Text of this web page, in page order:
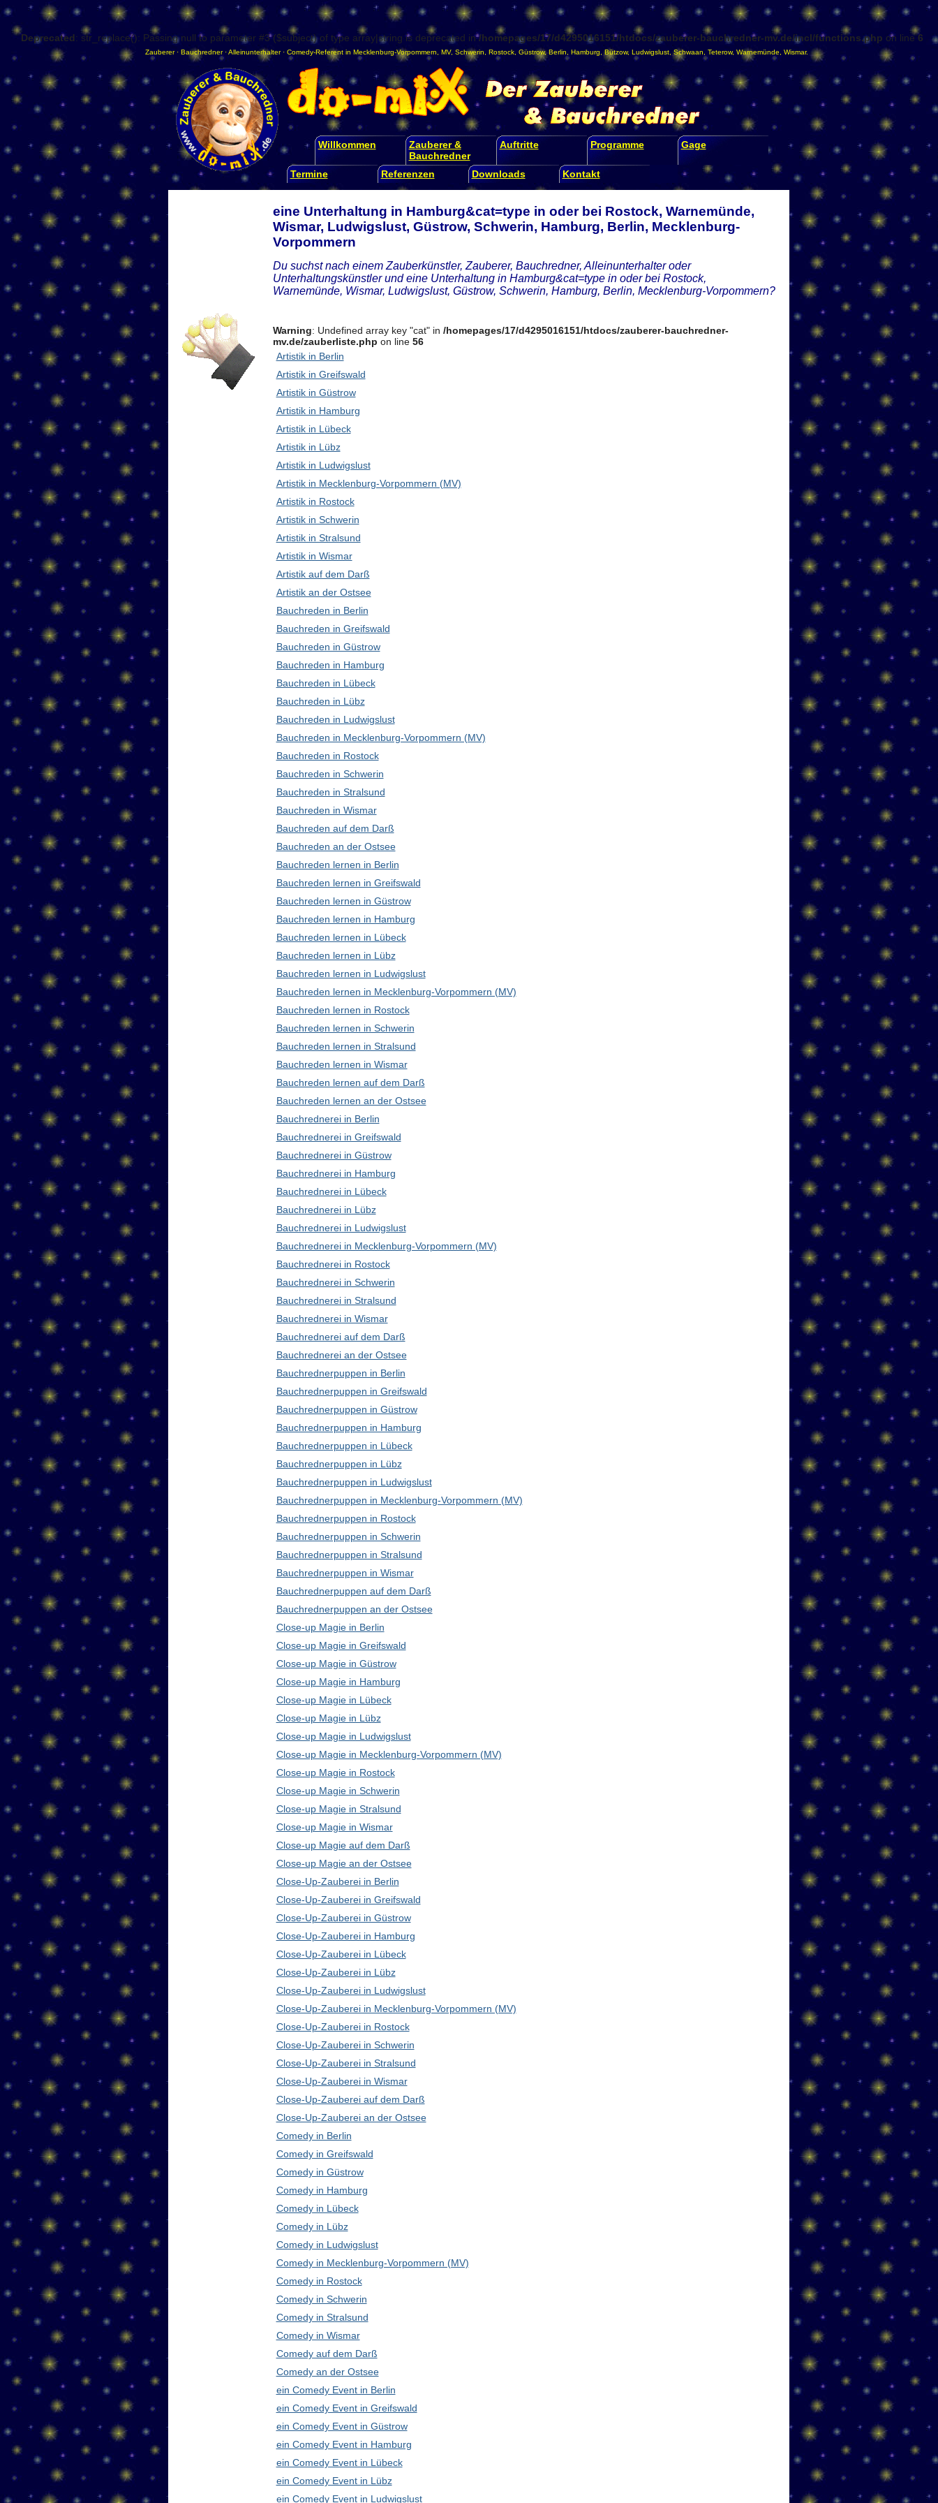
Deprecated: str_replace(): Passing null to parameter #3 ($subject) of type array|string is deprecated in/homepages/17/d4295016151/htdocs/zauberer-bauchredner-mv.de/incl/functions.php on line6
Zauberer· Bauchredner·Alleinunterhalter· Comedy-Referent in Mecklenburg-Vorpommern MV, Schwerin Rostock Güstrow,Berlin Hamburg ,Bützow, Ludwigslust ,Schwaan Teterow, Warnemünde Wismar.
Willkommen
Zauberer &
Bauchredner
Auftritte Programme Gage
Termine Referenzen Downloads Kontakt
eine Unterhaltung in Hamburg&cat=type in oder bei Rostock, Warnemünde,
Wismar, Ludwigslust, Güstrow, Schwerin, Hamburg, Berlin, Mecklenburg-
Vorpommern
Du suchst nach einem Zauberkünstler, Zauberer, Bauchredner, Alleinunterhalter oder
Unterhaltungskünstler und eine Unterhaltung in Hamburg&cat=type in oder bei Rostock,
Warnemünde, Wismar, Ludwigslust, Güstrow, Schwerin, Hamburg, Berlin, Mecklenburg-Vorpommern?
Warning: Undefined array key "cat" in /homepages/17/d4295016151/htdocs/zauberer-bauchredner-
mv.de/zauberliste.php on line 56
Artistik in Berlin
Artistik in Greifswald
Artistik in Güstrow
Artistik in Hamburg
Artistik in Lübeck
Artistik in Lübz
Artistik in Ludwigslust
Artistik in Mecklenburg-Vorpommern (MV)
Artistik in Rostock
Artistik in Schwerin
Artistik in Stralsund
Artistik in Wismar
Artistik auf dem Darß
Artistik an der Ostsee
Bauchreden in Berlin
Bauchreden in Greifswald
Bauchreden in Güstrow
Bauchreden in Hamburg
Bauchreden in Lübeck
Bauchreden in Lübz
Bauchreden in Ludwigslust
Bauchreden in Mecklenburg-Vorpommern (MV)
Bauchreden in Rostock
Bauchreden in Schwerin
Bauchreden in Stralsund
Bauchreden in Wismar
Bauchreden auf dem Darß
Bauchreden an der Ostsee
Bauchreden lernen in Berlin
Bauchreden lernen in Greifswald
Bauchreden lernen in Güstrow
Bauchreden lernen in Hamburg
Bauchreden lernen in Lübeck
Bauchreden lernen in Lübz
Bauchreden lernen in Ludwigslust
Bauchreden lernen in Mecklenburg-Vorpommern (MV)
Bauchreden lernen in Rostock
Bauchreden lernen in Schwerin
Bauchreden lernen in Stralsund
Bauchreden lernen in Wismar
Bauchreden lernen auf dem Darß
Bauchreden lernen an der Ostsee
Bauchrednerei in Berlin
Bauchrednerei in Greifswald
Bauchrednerei in Güstrow
Bauchrednerei in Hamburg
Bauchrednerei in Lübeck
Bauchrednerei in Lübz
Bauchrednerei in Ludwigslust
Bauchrednerei in Mecklenburg-Vorpommern (MV)
Bauchrednerei in Rostock
Bauchrednerei in Schwerin
Bauchrednerei in Stralsund
Bauchrednerei in Wismar
Bauchrednerei auf dem Darß
Bauchrednerei an der Ostsee
Bauchrednerpuppen in Berlin
Bauchrednerpuppen in Greifswald
Bauchrednerpuppen in Güstrow
Bauchrednerpuppen in Hamburg
Bauchrednerpuppen in Lübeck
Bauchrednerpuppen in Lübz
Bauchrednerpuppen in Ludwigslust
Bauchrednerpuppen in Mecklenburg-Vorpommern (MV)
Bauchrednerpuppen in Rostock
Bauchrednerpuppen in Schwerin
Bauchrednerpuppen in Stralsund
Bauchrednerpuppen in Wismar
Bauchrednerpuppen auf dem Darß
Bauchrednerpuppen an der Ostsee
Close-up Magie in Berlin
Close-up Magie in Greifswald
Close-up Magie in Güstrow
Close-up Magie in Hamburg
Close-up Magie in Lübeck
Close-up Magie in Lübz
Close-up Magie in Ludwigslust
Close-up Magie in Mecklenburg-Vorpommern (MV)
Close-up Magie in Rostock
Close-up Magie in Schwerin
Close-up Magie in Stralsund
Close-up Magie in Wismar
Close-up Magie auf dem Darß
Close-up Magie an der Ostsee
Close-Up-Zauberei in Berlin
Close-Up-Zauberei in Greifswald
Close-Up-Zauberei in Güstrow
Close-Up-Zauberei in Hamburg
Close-Up-Zauberei in Lübeck
Close-Up-Zauberei in Lübz
Close-Up-Zauberei in Ludwigslust
Close-Up-Zauberei in Mecklenburg-Vorpommern (MV)
Close-Up-Zauberei in Rostock
Close-Up-Zauberei in Schwerin
Close-Up-Zauberei in Stralsund
Close-Up-Zauberei in Wismar
Close-Up-Zauberei auf dem Darß
Close-Up-Zauberei an der Ostsee
Comedy in Berlin
Comedy in Greifswald
Comedy in Güstrow
Comedy in Hamburg
Comedy in Lübeck
Comedy in Lübz
Comedy in Ludwigslust
Comedy in Mecklenburg-Vorpommern (MV)
Comedy in Rostock
Comedy in Schwerin
Comedy in Stralsund
Comedy in Wismar
Comedy auf dem Darß
Comedy an der Ostsee
ein Comedy Event in Berlin
ein Comedy Event in Greifswald
ein Comedy Event in Güstrow
ein Comedy Event in Hamburg
ein Comedy Event in Lübeck
ein Comedy Event in Lübz
ein Comedy Event in Ludwigslust